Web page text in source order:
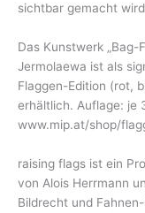
sichtbar gemacht
Das Kunstwerk „Bag-
Jermolaewa ist als
Flaggen-Edition (rot,
erhältlich. Auflage: je
www.mip.at/shop/
raising flags ist ein
von Alois Herrmann
Bildrecht und